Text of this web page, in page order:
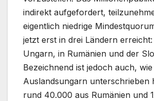
indirekt aufgefordert,
eigentlich niedrige
jetzt erst in drei Ländern
Ungarn, in Rumänien und der
Bezeichnend ist jedoch auch,
Auslandsungarn unterschrieben
rund 40.000 aus Rumänien und